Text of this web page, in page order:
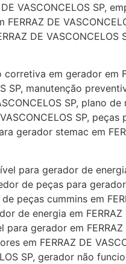
VASCONCELOS SP,
DE
DE VASCONCELOS
em gerador em
SP, manutenção
SP, plano
SP, peças
gerador stemac em
para gerador de
de peças para
peças cummins em
de energia em FERRAZ
gerador em FERRAZ
em FERRAZ DE
SP, gerador não